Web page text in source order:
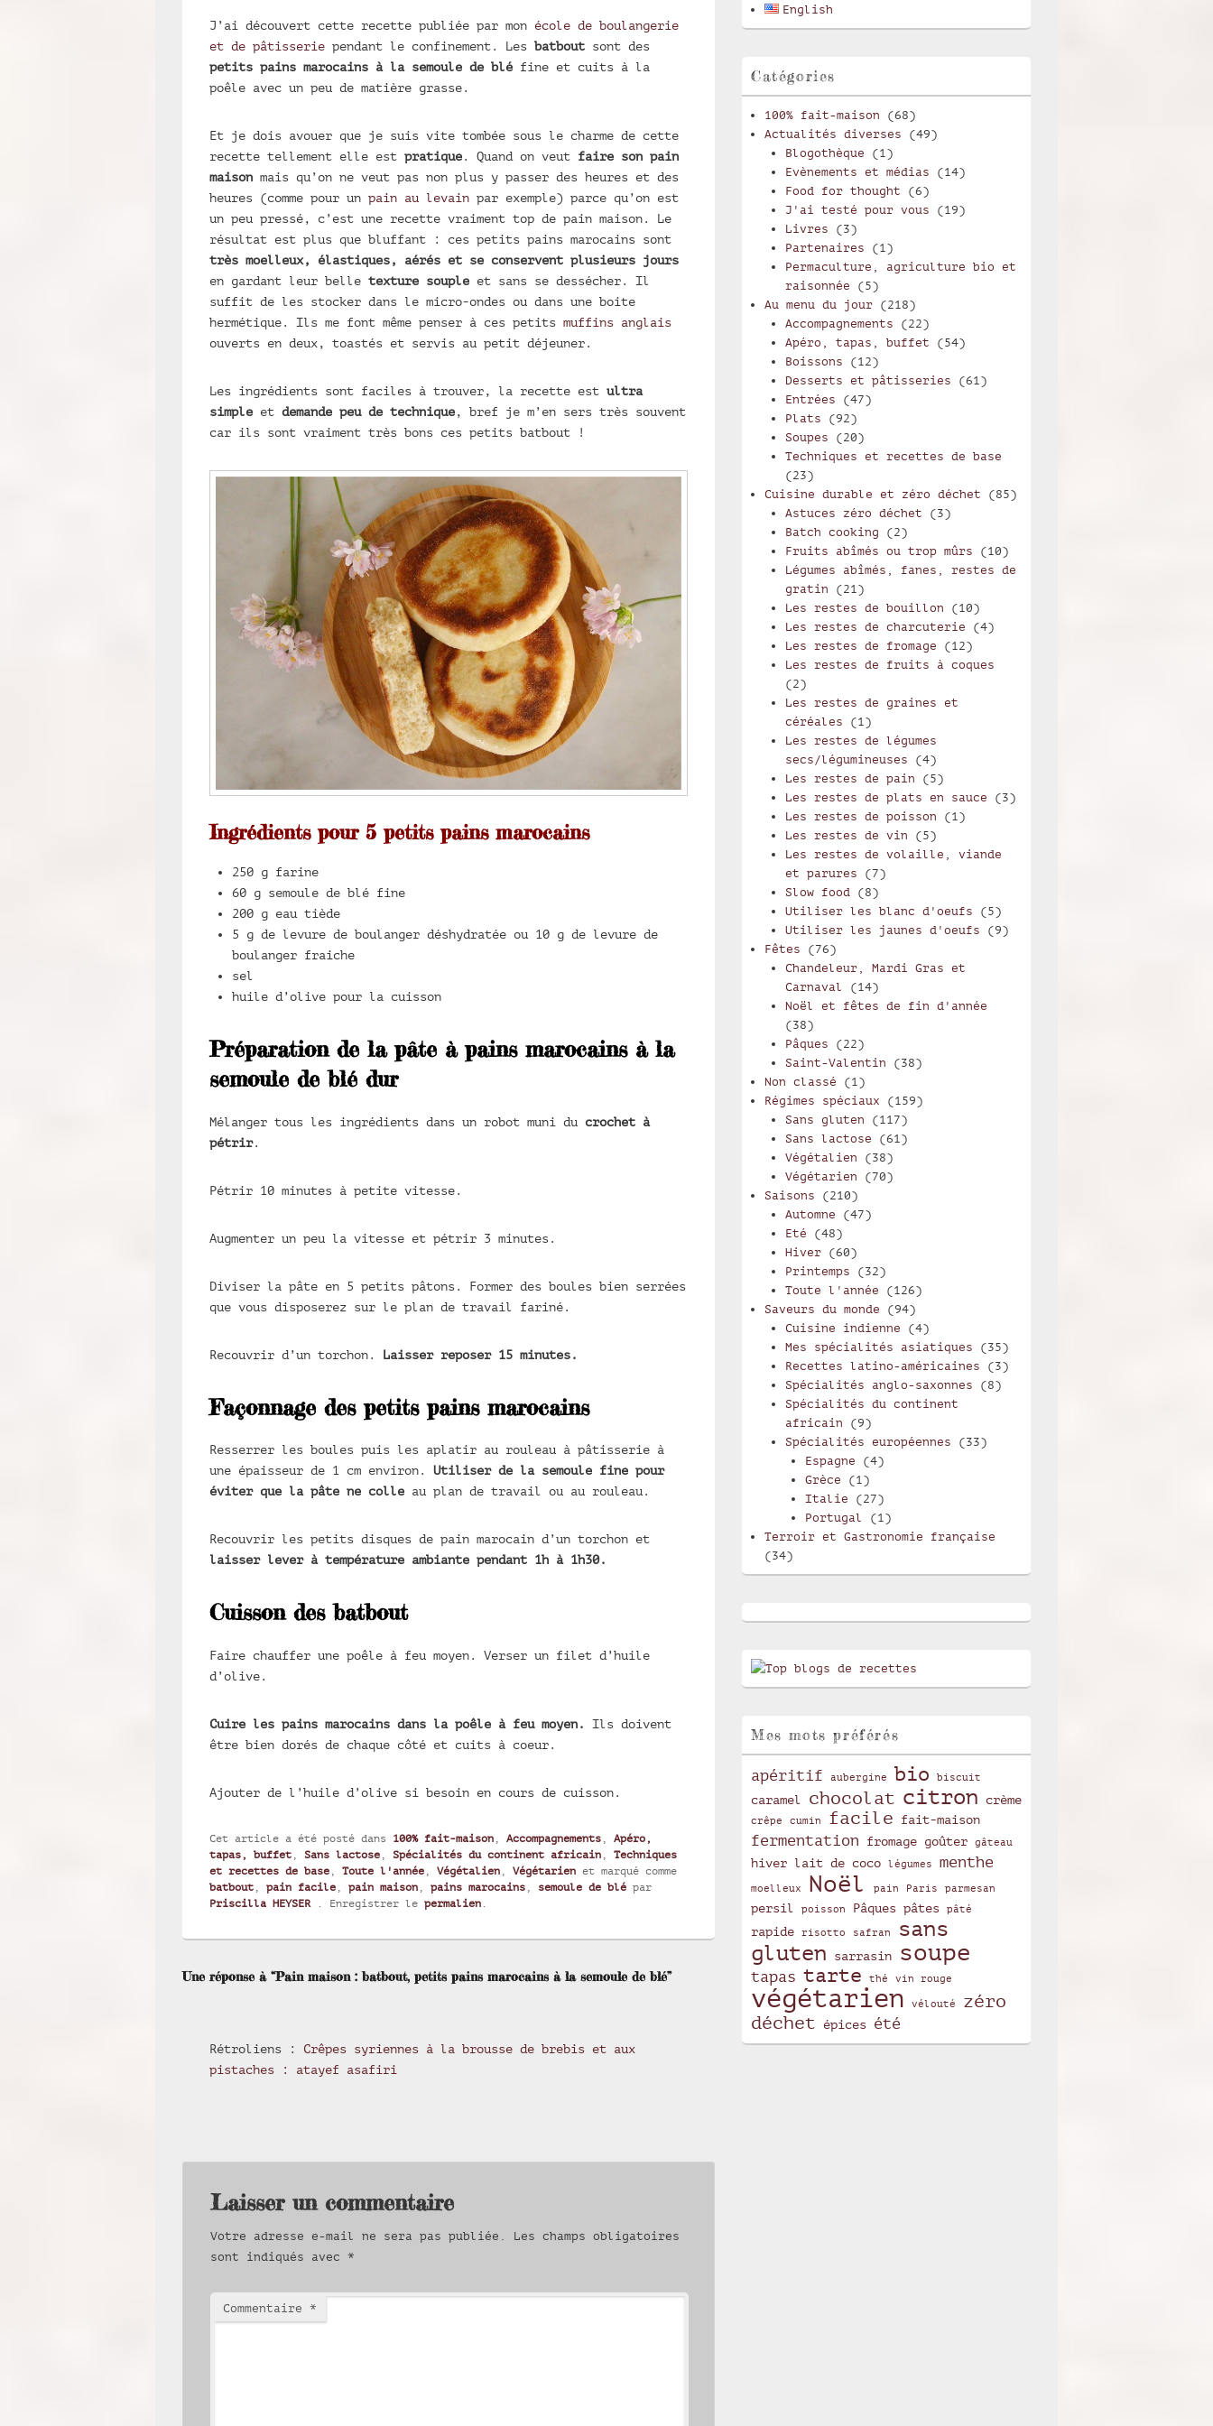
J’ai découvert cette recette publiée par mon école de boulangerie
et de pâtisserie pendant le confinement. Les batbout sont des
petits pains marocains à la semoule de blé fine et cuits à la
poêle avec un peu de matière grasse.
Et je dois avouer que je suis vite tombée sous le charme de cette
recette tellement elle est pratique. Quand on veut faire son pain
maison mais qu’on ne veut pas non plus y passer des heures et des
heures (comme pour un pain au levain par exemple) parce qu’on est
un peu pressé, c’est une recette vraiment top de pain maison. Le
résultat est plus que bluffant : ces petits pains marocains sont
très moelleux, élastiques, aérés et se conservent plusieurs jours
en gardant leur belle texture souple et sans se dessécher. Il
suffit de les stocker dans le micro-ondes ou dans une boite
hermétique. Ils me font même penser à ces petits muffins anglais
ouverts en deux, toastés et servis au petit déjeuner.
Les ingrédients sont faciles à trouver, la recette est ultra
simple et demande peu de technique, bref je m’en sers très souvent
car ils sont vraiment très bons ces petits batbout !
Ingrédients pour 5 petits pains marocains
250 g farine
60 g semoule de blé fine
200 g eau tiède
5 g de levure de boulanger déshydratée ou 10 g de levure de
boulanger fraiche
sel
huile d’olive pour la cuisson
Préparation de la pâte à pains marocains à la
semoule de blé dur
Mélanger tous les ingrédients dans un robot muni du crochet à
pétrir.
Pétrir 10 minutes à petite vitesse.
Augmenter un peu la vitesse et pétrir 3 minutes.
Diviser la pâte en 5 petits pâtons. Former des boules bien serrées
que vous disposerez sur le plan de travail fariné.
Recouvrir d’un torchon. Laisser reposer 15 minutes.
Façonnage des petits pains marocains
Resserrer les boules puis les aplatir au rouleau à pâtisserie à
une épaisseur de 1 cm environ. Utiliser de la semoule fine pour
éviter que la pâte ne colle au plan de travail ou au rouleau.
Recouvrir les petits disques de pain marocain d’un torchon et
laisser lever à température ambiante pendant 1h à 1h30.
Cuisson des batbout
Faire chauffer une poêle à feu moyen. Verser un filet d’huile
d’olive.
Cuire les pains marocains dans la poêle à feu moyen. Ils doivent
être bien dorés de chaque côté et cuits à coeur.
Ajouter de l’huile d’olive si besoin en cours de cuisson.
Cet article a été posté dans 100% fait-maison Accompagnements
Apéro,
tapas, buffet
Sans lactose Spécialités du continent africain
Techniques
et recettes de base
Toute l'année Végétalien Végétarien et marqué comme
batbout
pain facile pain maison pains marocains semoule de blé par
Priscilla HEYSER . Enregistrer le permalien
Une réponse à “Pain maison : batbout, petits pains marocains à la semoule de blé”
Rétroliens : Crêpes syriennes à la brousse de brebis et aux
pistaches : atayef asafiri
Laisser un commentaire
Votre adresse e-mail ne sera pas publiée.
Les champs obligatoires
sont indiqués avec *
Commentaire *
English
Catégories
100% fait-maison (68)
Actualités diverses (49)
Blogothèque (1)
Evènements et médias (14)
Food for thought (6)
J'ai testé pour vous (19)
Livres (3)
Partenaires (1)
Permaculture, agriculture bio et
raisonnée (5)
Au menu du jour (218)
Accompagnements (22)
Apéro, tapas, buffet (54)
Boissons (12)
Desserts et pâtisseries (61)
Entrées (47)
Plats (92)
Soupes (20)
Techniques et recettes de base
(23)
Cuisine durable et zéro déchet (85)
Astuces zéro déchet (3)
Batch cooking (2)
Fruits abîmés ou trop mûrs (10)
Légumes abîmés, fanes, restes de
gratin (21)
Les restes de bouillon (10)
Les restes de charcuterie (4)
Les restes de fromage (12)
Les restes de fruits à coques
(2)
Les restes de graines et
céréales (1)
Les restes de légumes
secs/légumineuses (4)
Les restes de pain (5)
Les restes de plats en sauce (3)
Les restes de poisson (1)
Les restes de vin (5)
Les restes de volaille, viande
et parures (7)
Slow food(8)
Utiliser les blanc d'oeufs (5)
Utiliser les jaunes d'oeufs (9)
Fêtes (76)
Chandeleur, Mardi Gras et
Carnaval (14)
Noël et fêtes de fin d'année
(38)
Pâques (22)
Saint-Valentin (38)
Non classé (1)
Régimes spéciaux (159)
Sans gluten (117)
Sans lactose (61)
Végétalien (38)
Végétarien (70)
Saisons (210)
Automne (47)
Eté (48)
Hiver(60)
Printemps (32)
Toute l'année (126)
Saveurs du monde (94)
Cuisine indienne (4)
Mes spécialités asiatiques (35)
Recettes latino-américaines (3)
Spécialités anglo-saxonnes (8)
Spécialités du continent
africain (9)
Spécialités européennes (33)
Espagne (4)
Grèce (1)
Italie (27)
Portugal
(1)
Terroir et Gastronomie française
(34)
Mes mots préférés
apéritif aubergine bio biscuit
caramel chocolat citron crème
crêpe cumin facile fait-maison
fermentation fromage goûter gâteau
hiver lait de coco légumes menthe
moelleux Noël pain Paris parmesan
persil poisson Pâques pâtes pâté
rapide risotto safran
sans
gluten
sarrasin soupe
tapas tarte thé vin rouge
végétarien vélouté
zéro
déchet
épices été